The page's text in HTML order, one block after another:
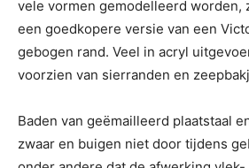
vele vormen gemodelleerd worden,
een goedkopere versie van een
gebogen rand. Veel in acryl
voorzien van sierranden en
Baden van geëmailleerd plaatstaal
zwaar en buigen niet door tijdens